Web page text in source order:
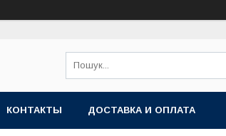
КОНТАКТЫ ДОСТАВКА И ОПЛАТА